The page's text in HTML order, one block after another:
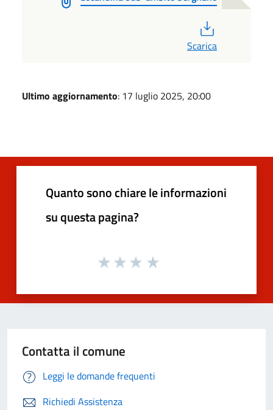
Scarica
Ultimo aggiornamento: 17 luglio 2025, 20:00
Quanto sono chiare le informazioni
su questa pagina?
Contatta il comune
Leggi le domande frequenti
Richiedi Assistenza